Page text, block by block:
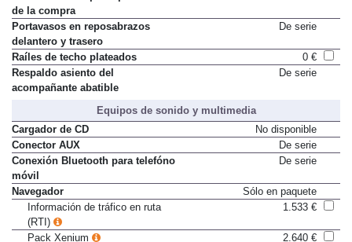
Maletero con soporte para bolsas
de la compra
Portavasos en reposabrazos
delantero y trasero
Raíles de techo plateados
0 €
Respaldo asiento del
Equipos de sonido y multimedia
Cargador de CD
No disponible
Conector AUX
De serie
Conexión Bluetooth para telefóno
móvil
Navegador
Sólo en paquete
Información de tráfico en ruta
(RTI)